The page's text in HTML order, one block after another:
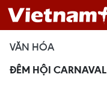
VĂN HÓA
ĐÊM HỘI CARNAVAL